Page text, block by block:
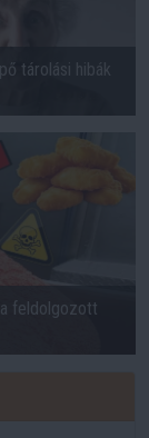
tárolási hibák
feldolgozott